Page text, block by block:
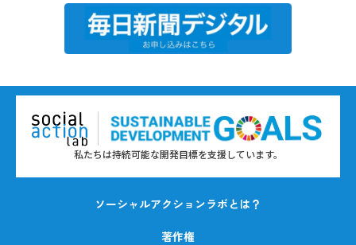
私たちは持続可能な開発目標を支援しています。
ソーシャルアクションラボとは？
著作権